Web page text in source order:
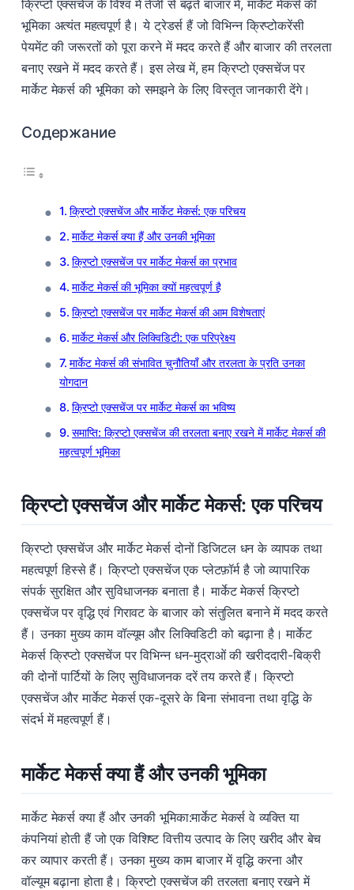
क्रिप्टो एक्सचेंज के विश्व में तेजी से बढ़ते बाजार में, मार्केट मेकर्स की
भूमिका अत्यंत महत्वपूर्ण है। ये ट्रेडर्स हैं जो विभिन्न क्रिप्टोकरेंसी
पेयमेंट की जरूरतों को पूरा करने में मदद करते हैं और बाजार की तरलता
बनाए रखने में मदद करते हैं। इस लेख में, हम क्रिप्टो एक्सचेंज पर
मार्केट मेकर्स की भूमिका को समझने के लिए विस्तृत जानकारी देंगे।
Содержание
क्रिप्टो एक्सचेंज और मार्केट मेकर्स: एक परिचय
मार्केट मेकर्स क्या हैं और उनकी भूमिका
क्रिप्टो एक्सचेंज पर मार्केट मेकर्स का प्रभाव
मार्केट मेकर्स की भूमिका क्यों महत्वपूर्ण है
क्रिप्टो एक्सचेंज पर मार्केट मेकर्स की आम विशेषताएं
मार्केट मेकर्स और लिक्विडिटी: एक परिप्रेक्ष्य
मार्केट मेकर्स की संभावित चुनौतियाँ और तरलता के प्रति उनका
योगदान
क्रिप्टो एक्सचेंज पर मार्केट मेकर्स का भविष्य
समाप्ति: क्रिप्टो एक्सचेंज की तरलता बनाए रखने में मार्केट मेकर्स की
महत्वपूर्ण भूमिका
क्रिप्टो एक्सचेंज और मार्केट मेकर्स: एक परिचय
क्रिप्टो एक्सचेंज और मार्केट मेकर्स दोनों डिजिटल धन के व्यापक तथा
महत्वपूर्ण हिस्से हैं। क्रिप्टो एक्सचेंज एक प्लेटफ़ॉर्म है जो व्यापारिक
संपर्क सुरक्षित और सुविधाजनक बनाता है। मार्केट मेकर्स क्रिप्टो
एक्सचेंज पर वृद्धि एवं गिरावट के बाजार को संतुलित बनाने में मदद करते
हैं। उनका मुख्य काम वॉल्यूम और लिक्विडिटी को बढ़ाना है। मार्केट
मेकर्स क्रिप्टो एक्सचेंज पर विभिन्न धन-मुद्राओं की खरीददारी-बिक्री
की दोनों पार्टियों के लिए सुविधाजनक दरें तय करते हैं। क्रिप्टो
एक्सचेंज और मार्केट मेकर्स एक-दूसरे के बिना संभावना तथा वृद्धि के
संदर्भ में महत्वपूर्ण हैं।
मार्केट मेकर्स क्या हैं और उनकी भूमिका
मार्केट मेकर्स क्या हैं और उनकी भूमिका:मार्केट मेकर्स वे व्यक्ति या
कंपनियां होती हैं जो एक विशिष्ट वित्तीय उत्पाद के लिए खरीद और बेच
कर व्यापार करती हैं। उनका मुख्य काम बाजार में वृद्धि करना और
वॉल्यूम बढ़ाना होता है। क्रिप्टो एक्सचेंज की तरलता बनाए रखने में